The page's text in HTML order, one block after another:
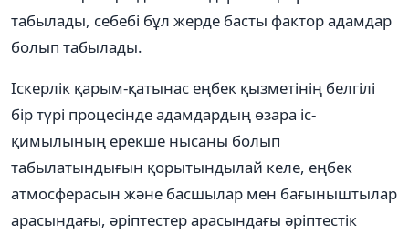
табылады, себебі бұл жерде басты фактор адамдар
болып табылады.
Іскерлік қарым-қатынас еңбек қызметінің белгілі
бір түрі процесінде адамдардың өзара іс-
қимылының ерекше нысаны болып
табылатындығын қорытындылай келе, еңбек
атмосферасын және басшылар мен бағыныштылар
арасындағы, әріптестер арасындағы әріптестік